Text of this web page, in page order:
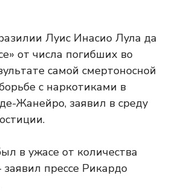
Луис Инасио Лула да
от числа погибших во
самой смертоносной
с наркотиками в
Жанейро, заявил в среду
в ужасе от количества
прессе Рикардо